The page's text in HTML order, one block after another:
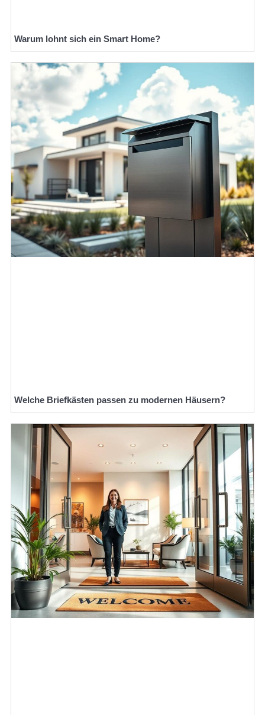
Warum lohnt sich ein Smart Home?
Welche Briefkästen passen zu modernen Häusern?